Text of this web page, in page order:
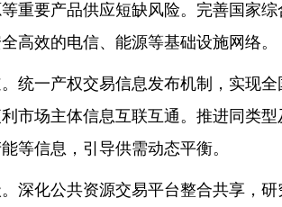
重要产品供应短缺风险。完善国家
高效的电信、能源等基础设施网络。
。统一产权交易信息发布机制，实现
市场主体信息互联互通。推进同类
等信息，引导供需动态平衡。
。深化公共资源交易平台整合共享，